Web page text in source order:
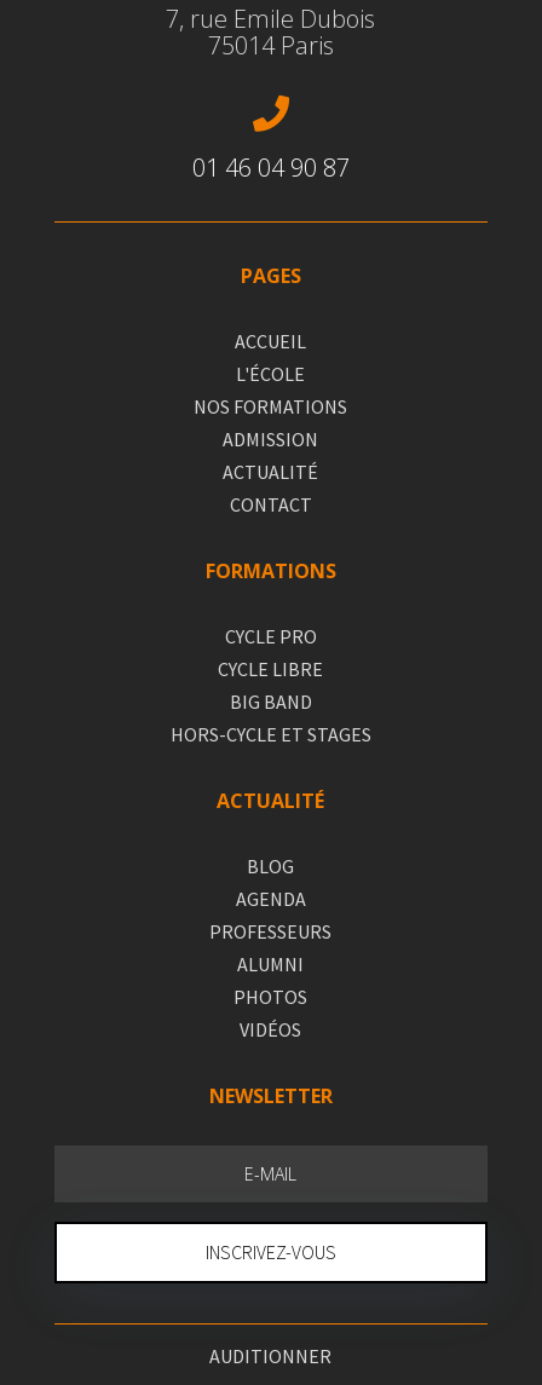
7, rue Emile Dubois
75014 Paris

01 46 04 90 87
PAGES
ACCUEIL
L'ÉCOLE
NOS FORMATIONS
ADMISSION
ACTUALITÉ
CONTACT
FORMATIONS
CYCLE PRO
CYCLE LIBRE
BIG BAND
HORS-CYCLE ET STAGES
ACTUALITÉ
BLOG
AGENDA
PROFESSEURS
ALUMNI
PHOTOS
VIDÉOS
NEWSLETTER
INSCRIVEZ-VOUS
AUDITIONNER